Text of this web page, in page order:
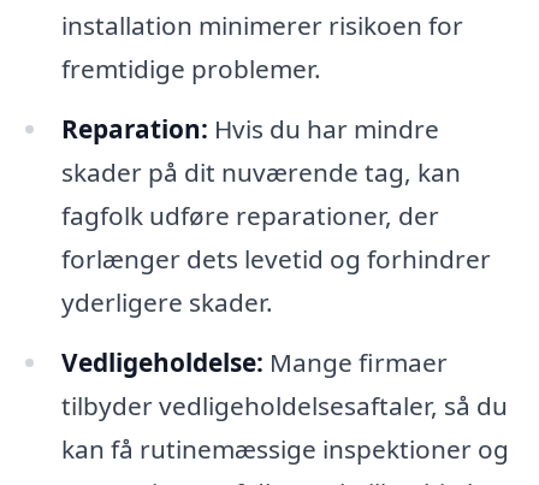
installation minimerer risikoen for
fremtidige problemer.
Reparation: Hvis du har mindre
skader på dit nuværende tag, kan
fagfolk udføre reparationer, der
forlænger dets levetid og forhindrer
yderligere skader.
Vedligeholdelse: Mange firmaer
tilbyder vedligeholdelsesaftaler, så du
kan få rutinemæssige inspektioner og